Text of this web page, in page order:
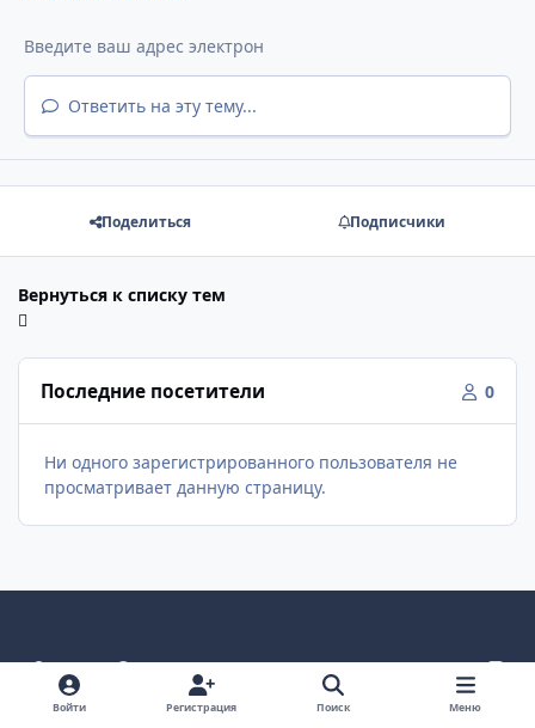
Ответить на эту тему...
Поделиться Подписчики
Вернуться к списку тем
Последние посетители 0
Ни одного зарегистрированного пользователя не
просматривает данную страницу.
Светлый режим
Темный режим
Как в системе
v
k
Политика конфиденциальности
Войти Регистрация Поиск Меню